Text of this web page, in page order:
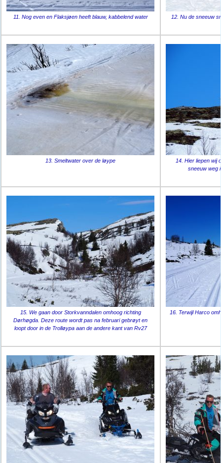
11. Nog even en Flaksjøen heeft blauw, kabbelend water 12. Nu de sneeuw
13. Smeltwater over de løype
14. Hier liepen wij
sneeuw weg
15. We gaan door Storkvanndalen omhoog richting
Dørhøgda. Deze route wordt pas na februari gebrøyt en
loopt door in de Trolløypa aan de andere kant van Rv27
16. Terwijl Harco